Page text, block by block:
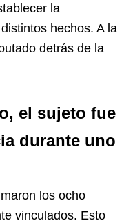
la
hechos. A la
detrás de la
el sujeto fue
durante uno
los ocho
vinculados. Esto